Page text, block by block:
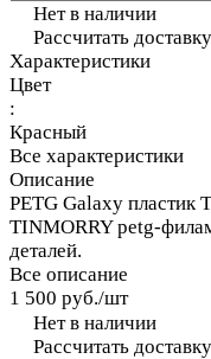
Нет в наличии
Рассчитать доставку
Характеристики
Цвет
:
Красный
Все характеристики
Описание
PETG Galaxy
TINMORRY petg-
деталей.
Все описание
1 500 руб./шт
Нет в наличии
Рассчитать доставку